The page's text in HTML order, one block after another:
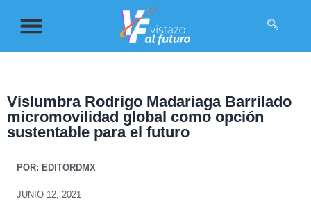
Vislumbra Rodrigo Madariaga Barrilado
micromovilidad global como opción
sustentable para el futuro
POR: EDITORDMX
JUNIO 12, 2021